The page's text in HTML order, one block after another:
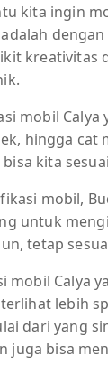
kita ingin
kreativitas
mobil
hingga
kita
mobil,
untuk
tetap
mobil Calya
lebih
dari yang
juga bisa